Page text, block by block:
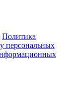
Политика
персональных